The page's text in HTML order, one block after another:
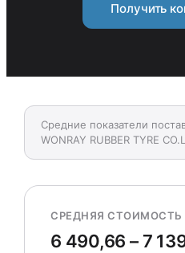
Получить
Средние показатели
WONRAY RUBBER TYRE
СРЕДНЯЯ СТОИМОСТЬ
6 490,66 – 7